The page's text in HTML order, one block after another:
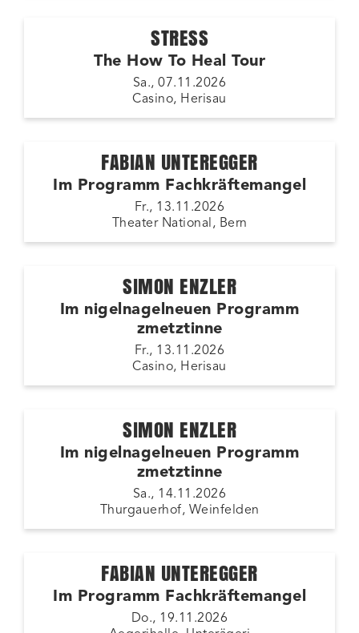
STRESS
The How To Heal Tour
Sa., 07.11.2026
Casino, Herisau
FABIAN UNTEREGGER
Im Programm Fachkräftemangel
Fr., 13.11.2026
Theater National, Bern
SIMON ENZLER
Im nigelnagelneuen Programm
zmetztinne
Fr., 13.11.2026
Casino, Herisau
SIMON ENZLER
Im nigelnagelneuen Programm
zmetztinne
Sa., 14.11.2026
Thurgauerhof, Weinfelden
FABIAN UNTEREGGER
Im Programm Fachkräftemangel
Do., 19.11.2026